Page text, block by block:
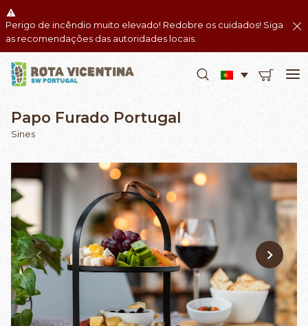
Perigo de incêndio muito elevado! Redobre os cuidados! Siga
as recomendações das autoridades locais.
Papo Furado Portugal
Sines